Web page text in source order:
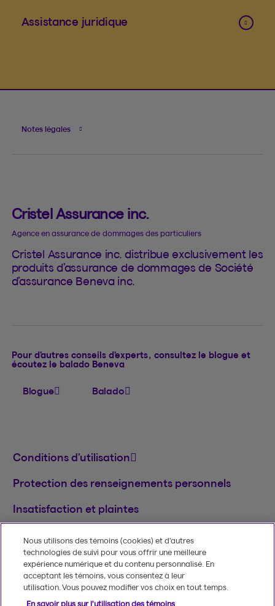
Assistance juridique
Notes légales
Cristel Assurance inc.
Agence en assurance de dommages des particuliers
Cristel Assurance inc. distribue exclusivement les
produits d’assurance de dommages de Société
d’assurance Beneva inc.
Pour d’autres conseils d’experts, consultez le blogue et
écoutez le balado Beneva
Blogue Balado
Conditions d’utilisation
Protection des renseignements personnels
Insatisfaction et plaintes
© 2020-2026, Beneva inc. MD Le nom et le logo
Beneva sont des marques de commerce de
Groupe Beneva inc. utilisées sous licence.
Nous utilisons des témoins (cookies) et d’autres
technologies de suivi pour vous offrir une meilleure
expérience numérique et du contenu personnalisé. En
acceptant les témoins, vous consentez à leur
utilisation. Vous pouvez modifier vos choix en tout temps.
En savoir plus sur l'utilisation des témoins